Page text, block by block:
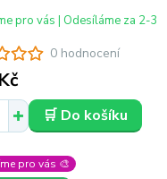
0 hodnocení
pro vás | Odesíláme za 2-3
🛒 Do košíku
pro vás 🎨